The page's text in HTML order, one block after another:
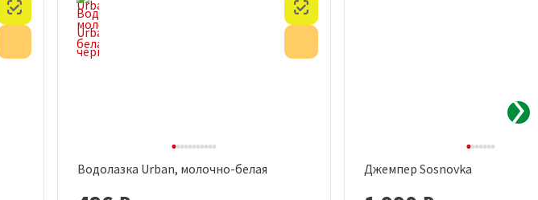
Честный знак
Быстрый просмотр
Водолазка Urban, молочно-белая Быстрый просмотр
Джемпер Sosnovka